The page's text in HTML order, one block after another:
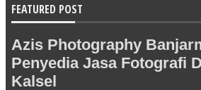
FEATURED POST
Azis Photography
Penyedia Jasa Fotografi
Kalsel